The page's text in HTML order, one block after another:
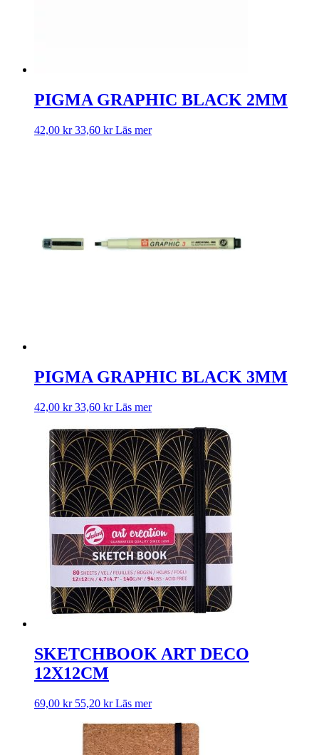
PIGMA GRAPHIC BLACK 2MM
42,00 kr 33,60 kr Läs mer
PIGMA GRAPHIC BLACK 3MM
42,00 kr 33,60 kr Läs mer
SKETCHBOOK ART DECO
12X12CM
69,00 kr 55,20 kr Läs mer